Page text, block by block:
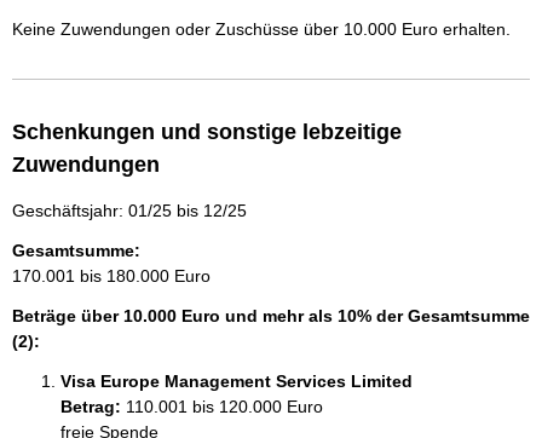
Keine Zuwendungen oder Zuschüsse über 10.000 Euro erhalten.
Schenkungen und sonstige lebzeitige
Zuwendungen
Geschäftsjahr: 01/25 bis 12/25
Gesamtsumme:
170.001 bis 180.000 Euro
Beträge über 10.000 Euro und mehr als 10% der Gesamtsumme
(2):
Visa Europe Management Services Limited
Betrag: 110.001 bis 120.000 Euro
freie Spende